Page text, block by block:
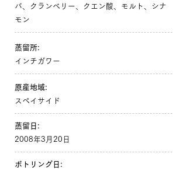
バ、クランベリー、クエン酸、モルト、シナ
モン
蒸留所:
インチガワー
原産地域:
スペイサイド
蒸留日:
2008年3月20日
ボトリング日: